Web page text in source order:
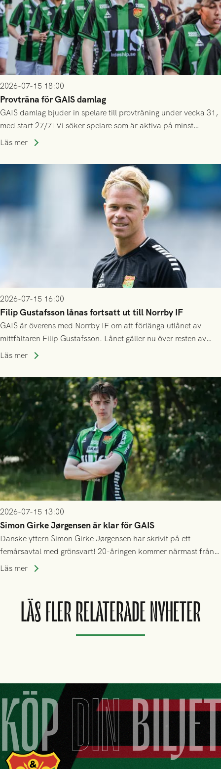
2026-07-15 18:00
Provträna för GAIS damlag
GAIS damlag bjuder in spelare till provträning under vecka 31,
med start 27/7! Vi söker spelare som är aktiva på minst
division 3-nivå.
Läs mer
2026-07-15 16:00
Filip Gustafsson lånas fortsatt ut till Norrby IF
GAIS är överens med Norrby IF om att förlänga utlånet av
mittfältaren Filip Gustafsson. Lånet gäller nu över resten av
säsongen 2026.
Läs mer
2026-07-15 13:00
Simon Girke Jørgensen är klar för GAIS
Danske yttern Simon Girke Jørgensen har skrivit på ett
femårsavtal med grönsvart! 20-åringen kommer närmast från
spel i färöiska Skála IF.
Läs mer
LÄS FLER RELATERADE NYHETER
KÖPDIN